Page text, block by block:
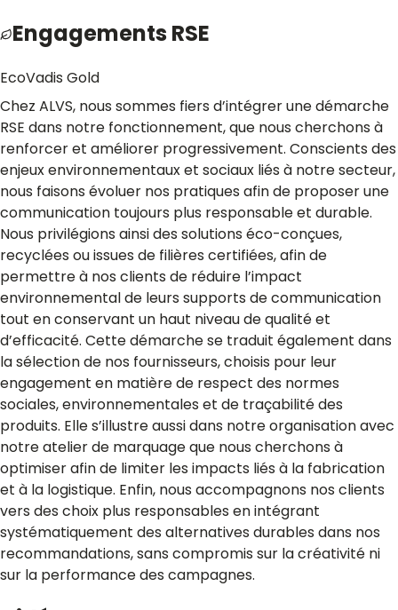
Engagements RSE
EcoVadis Gold
Chez ALVS, nous sommes fiers d’intégrer une démarche
RSE dans notre fonctionnement, que nous cherchons à
renforcer et améliorer progressivement. Conscients des
enjeux environnementaux et sociaux liés à notre secteur,
nous faisons évoluer nos pratiques afin de proposer une
communication toujours plus responsable et durable.
Nous privilégions ainsi des solutions éco-conçues,
recyclées ou issues de filières certifiées, afin de
permettre à nos clients de réduire l’impact
environnemental de leurs supports de communication
tout en conservant un haut niveau de qualité et
d’efficacité. Cette démarche se traduit également dans
la sélection de nos fournisseurs, choisis pour leur
engagement en matière de respect des normes
sociales, environnementales et de traçabilité des
produits. Elle s’illustre aussi dans notre organisation avec
notre atelier de marquage que nous cherchons à
optimiser afin de limiter les impacts liés à la fabrication
et à la logistique. Enfin, nous accompagnons nos clients
vers des choix plus responsables en intégrant
systématiquement des alternatives durables dans nos
recommandations, sans compromis sur la créativité ni
sur la performance des campagnes.